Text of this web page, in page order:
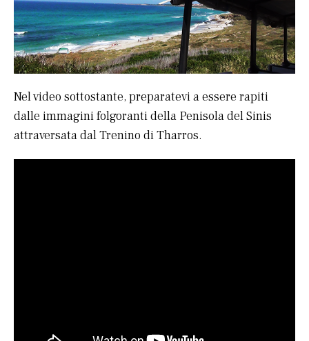
Nel video sottostante, preparatevi a essere rapiti
dalle immagini folgoranti della Penisola del Sinis
attraversata dal Trenino di Tharros.